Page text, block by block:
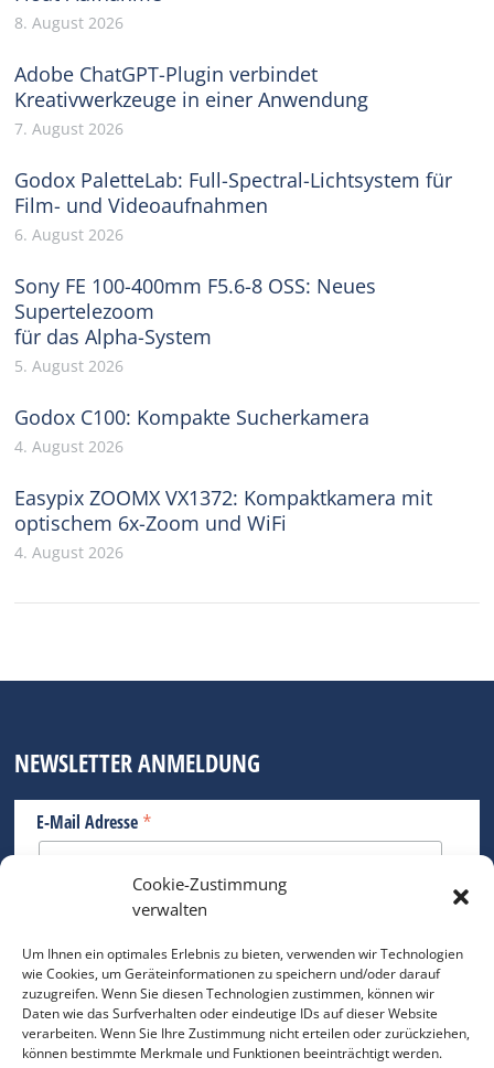
Cookie-Zustimmung
verwalten
Um Ihnen ein optimales Erlebnis zu bieten, verwenden wir Technologien
wie Cookies, um Geräteinformationen zu speichern und/oder darauf
zuzugreifen. Wenn Sie diesen Technologien zustimmen, können wir
Daten wie das Surfverhalten oder eindeutige IDs auf dieser Website
verarbeiten. Wenn Sie Ihre Zustimmung nicht erteilen oder zurückziehen,
können bestimmte Merkmale und Funktionen beeinträchtigt werden.
8. August 2026
Adobe ChatGPT-Plugin verbindet
Kreativwerkzeuge in einer Anwendung
7. August 2026
Godox PaletteLab: Full-Spectral-Lichtsystem für
Film- und Videoaufnahmen
6. August 2026
Sony FE 100-400mm F5.6-8 OSS: Neues
Supertelezoom
für das Alpha-System
5. August 2026
Godox C100: Kompakte Sucherkamera
4. August 2026
Easypix ZOOMX VX1372: Kompaktkamera mit
optischem 6x-Zoom und WiFi
4. August 2026
NEWSLETTER ANMELDUNG
E-Mail Adresse *
Bitte geben Sie Ihre E-Mail Adresse ein.
*